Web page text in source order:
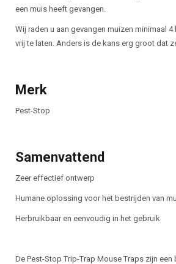
een muis heeft gevangen.
Wij raden u aan gevangen muizen minimaal
vrij te laten. Anders is de kans erg groot dat
Merk
Pest-Stop
Samenvattend
Zeer effectief ontwerp
Humane oplossing voor het bestrijden van
Herbruikbaar en eenvoudig in het gebruik
De Pest-Stop Trip-Trap Mouse Traps zijn